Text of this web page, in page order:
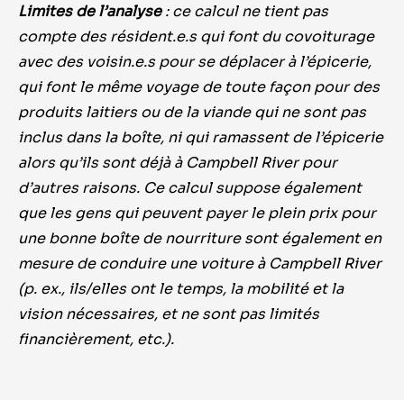
Limites de l’analyse: ce calcul ne tient pas
compte des résident.e.s qui font du covoiturage
avec des voisin.e.s pour se déplacer à l’épicerie,
qui font le même voyage de toute façon pour des
produits laitiers ou de la viande qui ne sont pas
inclus dans la boîte, ni qui ramassent de l’épicerie
alors qu’ils sont déjà à Campbell River pour
d’autres raisons. Ce calcul suppose également
que les gens qui peuvent payer le plein prix pour
une bonne boîte de nourriture sont également en
mesure de conduire une voiture à Campbell River
(p. ex., ils/elles ont le temps, la mobilité et la
vision nécessaires, et ne sont pas limités
financièrement, etc.).